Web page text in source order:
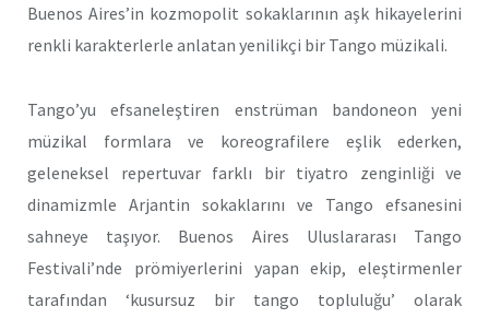
Buenos Aires’in kozmopolit sokaklarının aşk hikayelerini
renkli karakterlerle anlatan yenilikçi bir Tango müzikali.
Tango’yu efsaneleştiren enstrüman bandoneon yeni
müzikal formlara ve koreografilere eşlik ederken,
geleneksel repertuvar farklı bir tiyatro zenginliği ve
dinamizmle Arjantin sokaklarını ve Tango efsanesini
sahneye taşıyor. Buenos Aires Uluslararası Tango
Festivali’nde prömiyerlerini yapan ekip, eleştirmenler
tarafından ‘kusursuz bir tango topluluğu’ olarak